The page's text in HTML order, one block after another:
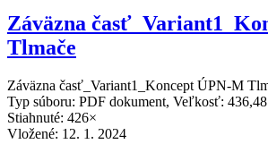
Záväzna
Tlmače
Záväzna časť_Variant1_Koncept ÚPN-M
Typ súboru: PDF dokument, Veľkosť:
Stiahnuté: 426×
Vložené: 12. 1. 2024